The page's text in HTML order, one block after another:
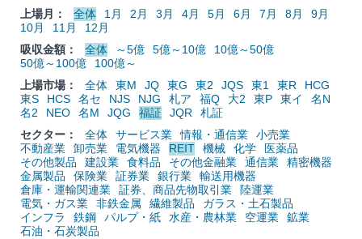
上場月：
全体 1月 2月 3月 4月 5月 6月 7月 8月
9月
10月
11月
12月
吸収金額：
全体 ～5億 5億～10億
10億～50億
50億～100億
100億～
上場市場：
全体 東M JQ 東G 東2 JQS 東1 東R
HCG
東S
HCS 名セ NJS NJG 札ア 福Q 大2 東P 東イ
名N
名2
NEO 名M JQG 福証 JQR
札証
セクター：
全体 サービス業 情報・通信業
小売業
不動産業
卸売業 電気機器 REIT 機械 化学
医薬品
その他製品
建設業 食料品 その他金融業 通信業
精密機器
金属製品
保険業 証券業 銀行業
輸送用機器
倉庫・運輸関連業
証券、商品先物取引業
陸運業
電気・ガス業
非鉄金属 繊維製品
ガラス・土石製品
インフラ
鉄鋼 パルプ・紙 水産・農林業 空運業
鉱業
石油・石炭製品